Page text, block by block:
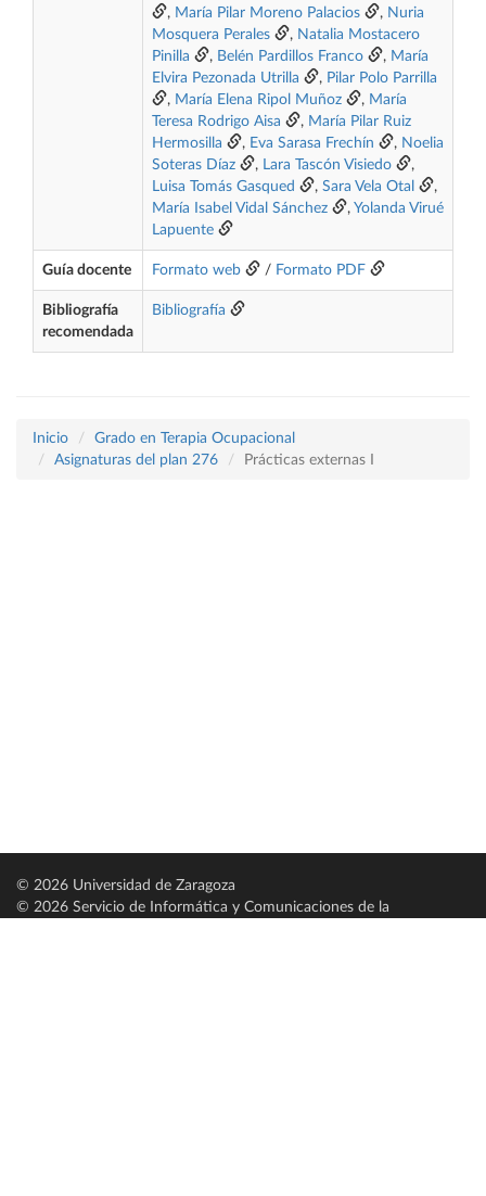
, María Pilar Moreno Palacios , Nuria
Mosquera Perales
, Natalia Mostacero
Pinilla
, Belén Pardillos Franco , María
Elvira Pezonada Utrilla
, Pilar Polo Parrilla
, María Elena Ripol Muñoz , María
Teresa Rodrigo Aisa
, María Pilar Ruiz
Hermosilla
, Eva Sarasa Frechín , Noelia
Soteras Díaz
, Lara Tascón Visiedo
,
Luisa Tomás Gasqued
, Sara Vela Otal
,
María Isabel Vidal Sánchez
, Yolanda Virué
Lapuente
Guía docente Formato web / Formato PDF
Bibliografía
recomendada
Bibliografía
Inicio
Grado en Terapia Ocupacional
Asignaturas del plan 276
Prácticas externas I
© 2026 Universidad de Zaragoza
© 2026 Servicio de Informática y Comunicaciones de la